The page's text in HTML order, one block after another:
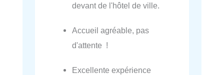
devant de l'hôtel de ville.
Accueil agréable, pas
d'attente !
Excellente expérience